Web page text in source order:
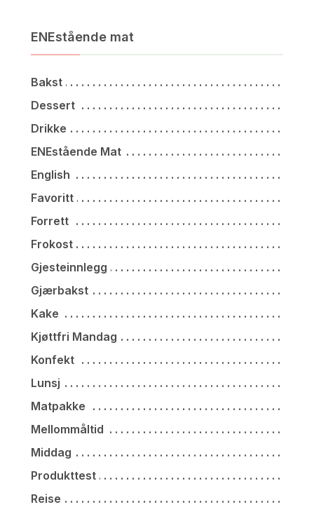
ENEstående mat
Bakst
Dessert
Drikke
ENEstående Mat
English
Favoritt
Forrett
Frokost
Gjesteinnlegg
Gjærbakst
Kake
Kjøttfri Mandag
Konfekt
Lunsj
Matpakke
Mellommåltid
Middag
Produkttest
Reise